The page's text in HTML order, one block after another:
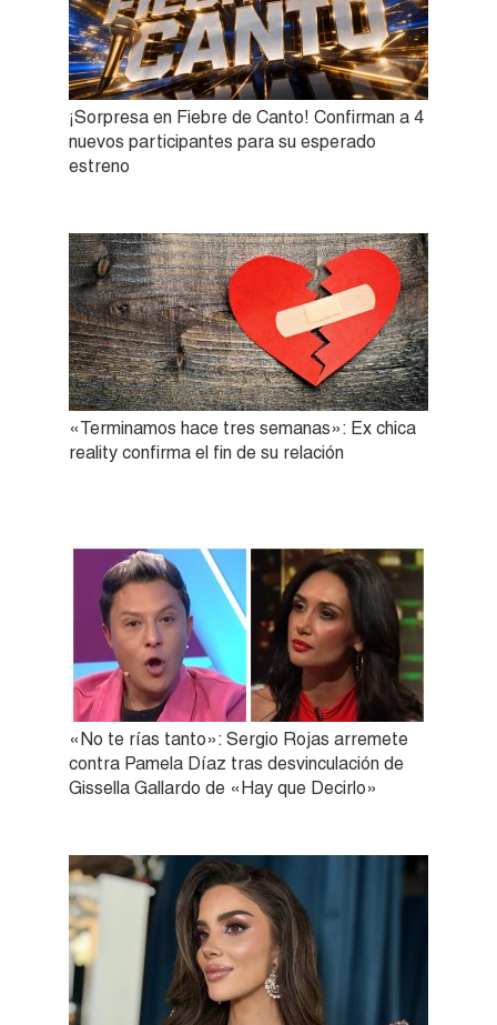
¡Sorpresa en Fiebre de Canto! Confirman a 4
nuevos participantes para su esperado
estreno
«Terminamos hace tres semanas»: Ex chica
reality confirma el fin de su relación
«No te rías tanto»: Sergio Rojas arremete
contra Pamela Díaz tras desvinculación de
Gissella Gallardo de «Hay que Decirlo»